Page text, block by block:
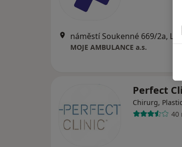
náměstí Soukenné 669/2a,
MOJE AMBULANCE a.s.
Perfect
Chirurg,
40